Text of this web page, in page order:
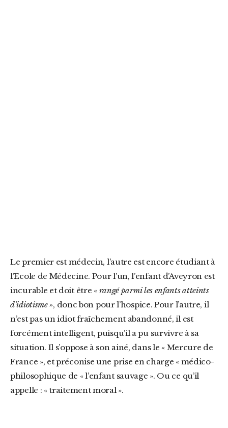
Le premier est médecin, l’autre est encore étudiant à
l’Ecole de Médecine. Pour l’un, l’enfant d’Aveyron est
incurable et doit être « rangé parmi les enfants atteints
d’idiotisme », donc bon pour l’hospice. Pour l’autre, il
n’est pas un idiot fraîchement abandonné, il est
forcément intelligent, puisqu’il a pu survivre à sa
situation. Il s’oppose à son ainé, dans le « Mercure de
France », et préconise une prise en charge « médico-
philosophique de « l’enfant sauvage ». Ou ce qu’il
appelle : « traitement moral ».